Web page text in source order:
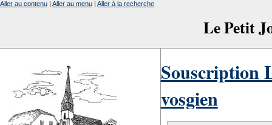
Le Petit
Aller au contenu | Aller au menu | Aller à la recherche
Souscription
vosgien